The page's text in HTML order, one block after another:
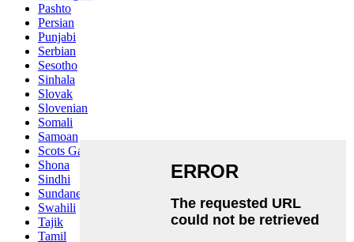
Pashto
Persian
Punjabi
Serbian
Sesotho
Sinhala
Slovak
Slovenian
Somali
Samoan
Scots Gaelic
Shona
Sindhi
Sundanese
Swahili
Tajik
Tamil